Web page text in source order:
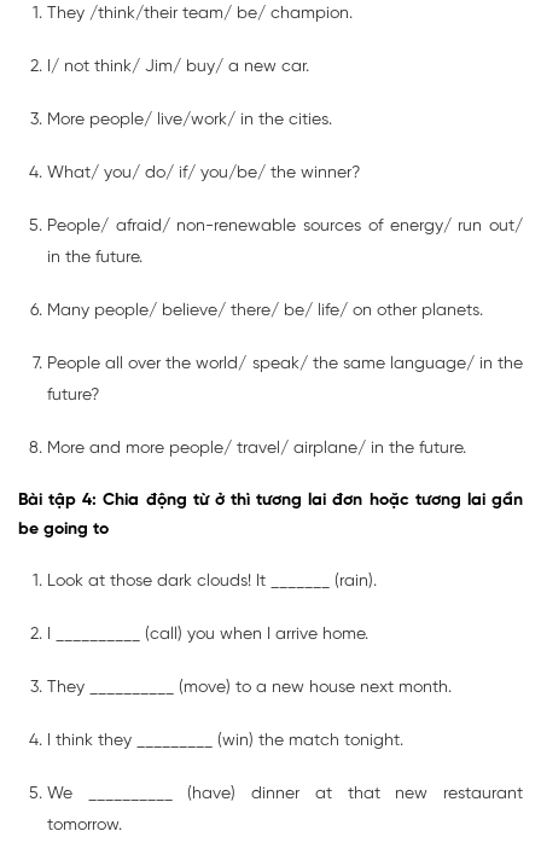
They /think/their team/ be/ champion.
I/ not think/ Jim/ buy/ a new car.
More people/ live/work/ in the cities.
What/ you/ do/ if/ you/be/ the winner?
People/ afraid/ non-renewable sources of energy/ run out/
in the future.
Many people/ believe/ there/ be/ life/ on other planets.
People all over the world/ speak/ the same language/ in the
future?
More and more people/ travel/ airplane/ in the future.
Bài tập 4: Chia động từ ở thì tương lai đơn hoặc tương lai gần
be going to
Look at those dark clouds! It _______ (rain).
I __________ (call) you when I arrive home.
They __________ (move) to a new house next month.
I think they _________ (win) the match tonight.
We __________ (have) dinner at that new restaurant
tomorrow.